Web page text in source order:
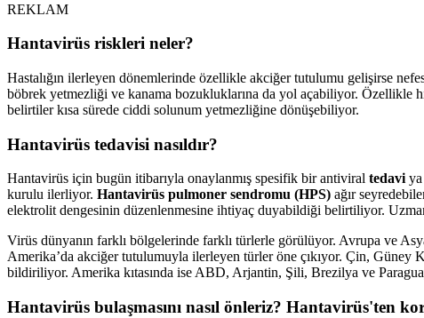
REKLAM
Hantavirüs riskleri neler?
Hastalığın ilerleyen dönemlerinde özellikle akciğer tutulumu gelişirse
böbrek yetmezliği ve kanama bozukluklarına da yol açabiliyor. Özellikle
belirtiler kısa sürede ciddi solunum yetmezliğine dönüşebiliyor.
Hantavirüs tedavisi nasıldır?
Hantavirüs için bugün itibarıyla onaylanmış spesifik bir antiviral tedavi
kurulu ilerliyor. Hantavirüs pulmoner sendromu (HPS) ağır
elektrolit dengesinin düzenlenmesine ihtiyaç duyabildiği belirtiliyor.
Virüs dünyanın farklı bölgelerinde farklı türlerle görülüyor. Avrupa ve
Amerika’da akciğer tutulumuyla ilerleyen türler öne çıkıyor. Çin,
bildiriliyor. Amerika kıtasında ise ABD, Arjantin, Şili, Brezilya ve
Hantavirüs bulaşmasını nasıl önleriz? Hantavirüs'ten